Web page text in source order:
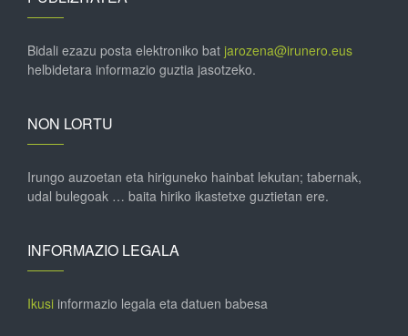
Bidali ezazu posta elektroniko bat jarozena@irunero.eus
helbidetara informazio guztia jasotzeko.
NON LORTU
Irungo auzoetan eta hiriguneko hainbat lekutan; tabernak,
udal bulegoak … baita hiriko ikastetxe guztietan ere.
INFORMAZIO LEGALA
Ikusi informazio legala eta datuen babesa